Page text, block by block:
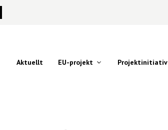
Aktuellt EU-projekt Projektinitiativ